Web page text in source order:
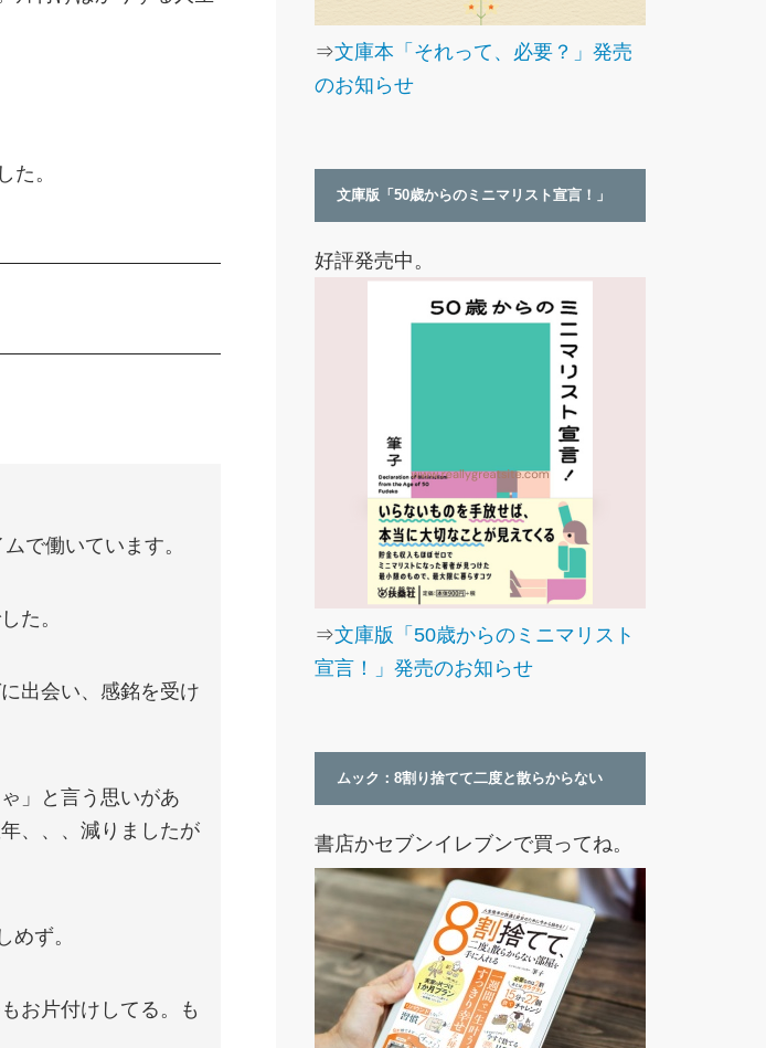
た。
で働いています。
た。
出会い、感銘を受け
」と言う思いがあ
、、、減りましたが
ず。
お片付けしてる。も
⇒文庫本「それって、必要？」発売
のお知らせ
文庫版「50歳からのミニマリスト宣言！」
好評発売中。
⇒文庫版「50歳からのミニマリスト
宣言！」発売のお知らせ
ムック：8割り捨てて二度と散らからない
書店かセブンイレブンで買ってね。